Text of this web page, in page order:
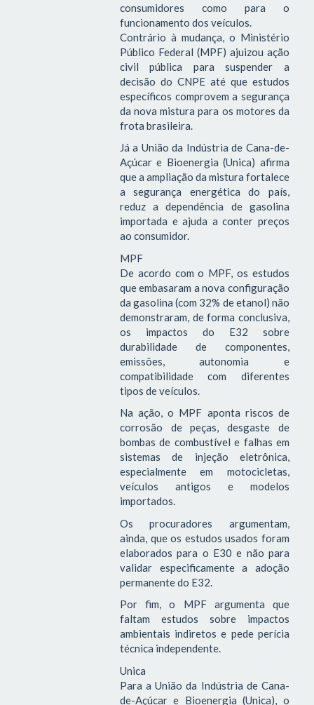
consumidores como para o
funcionamento dos veículos.
Contrário à mudança, o Ministério
Público Federal (MPF) ajuizou ação
civil pública para suspender a
decisão do CNPE até que estudos
específicos comprovem a segurança
da nova mistura para os motores da
frota brasileira.
Já a União da Indústria de Cana-de-
Açúcar e Bioenergia (Unica) afirma
que a ampliação da mistura fortalece
a segurança energética do país,
reduz a dependência de gasolina
importada e ajuda a conter preços
ao consumidor.
MPF
De acordo com o MPF, os estudos
que embasaram a nova configuração
da gasolina (com 32% de etanol) não
demonstraram, de forma conclusiva,
os impactos do E32 sobre
durabilidade de componentes,
emissões, autonomia e
compatibilidade com diferentes
tipos de veículos.
Na ação, o MPF aponta riscos de
corrosão de peças, desgaste de
bombas de combustível e falhas em
sistemas de injeção eletrônica,
especialmente em motocicletas,
veículos antigos e modelos
importados.
Os procuradores argumentam,
ainda, que os estudos usados foram
elaborados para o E30 e não para
validar especificamente a adoção
permanente do E32.
Por fim, o MPF argumenta que
faltam estudos sobre impactos
ambientais indiretos e pede perícia
técnica independente.
Unica
Para a União da Indústria de Cana-
de-Açúcar e Bioenergia (Unica), o